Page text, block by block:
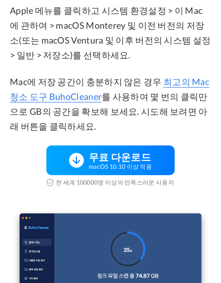
Apple 메뉴를 클릭하고 시스템 환경설정 > 이 Mac
에 관하여 > macOS Monterey 및 이전 버전의 저장
소(또는 macOS Ventura 및 이후 버전의 시스템 설정
> 일반 > 저장소)를 선택하세요.
Mac에 저장 공간이 충분하지 않은 경우 최고의 Mac
청소 도구 BuhoCleaner를 사용하여 몇 번의 클릭만
으로 GB의 공간을 확보해 보세요. 시도해 보려면 아
래 버튼을 클릭하세요.
무료 다운로드
macOS 10.10 이상 적용
전 세계 100000명 이상의 만족스러운 사용자